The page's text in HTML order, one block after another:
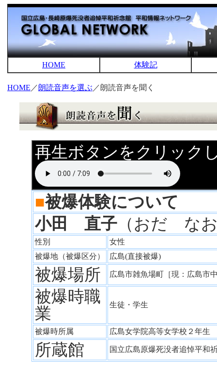
HOME 体験記
HOME ／朗読音声を選ぶ ／朗読音声を聞く
再生ボタンをクリック
■被爆体験について
小田 直子 （おだ な
性別
女性
被爆地（被爆区分）
広島(直接被爆)
被爆場所 広島市雑魚場町［現：広島
被爆時職
業
生徒・学生
被爆時所属 広島女学院高等女学校２年
所蔵館 国立広島原爆死没者追悼平